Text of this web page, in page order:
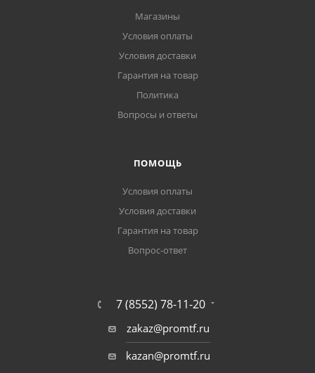
Магазины
Условия оплаты
Условия доставки
Гарантия на товар
Политика
Вопросы и ответы
ПОМОЩЬ
Условия оплаты
Условия доставки
Гарантия на товар
Вопрос-ответ
7 (8552) 78-11-20
zakaz@promtf.ru
kazan@promtf.ru